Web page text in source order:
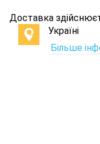
Доставка
Україні
Більше